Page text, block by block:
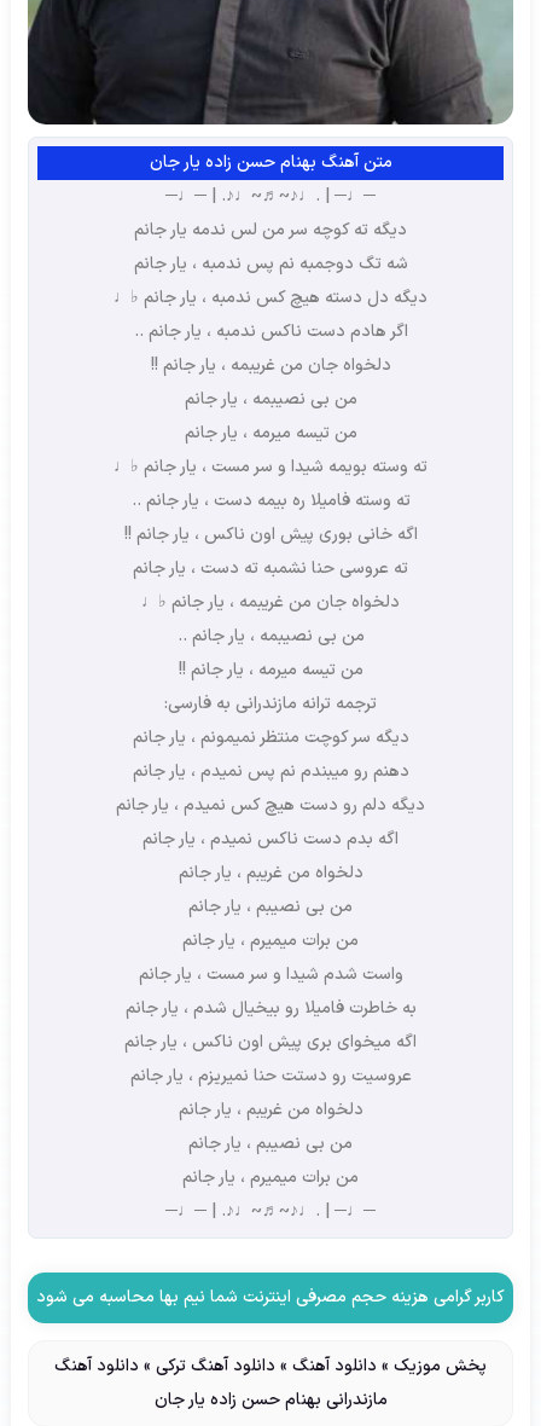
متن آهنگ بهنام حسن زاده یار جان
─♩─ | .♩♪~♬~♩♪. | ─♩─
دیگه ته کوچه سر من لس ندمه یار جانم
شه تگ دوجمبه نم پس ندمبه ، یار جانم
دیگه دل دسته هیچ کس ندمبه ، یار جانم ♭♩
اگر هادم دست ناکس ندمبه ، یار جانم ..
دلخواه جان من غریبمه ، یار جانم !!
من بی نصیبمه ، یار جانم
من تیسه میرمه ، یار جانم
ته وسته بویمه شیدا و سر مست ، یار جانم ♭♩
ته وسته فامیلا ره بیمه دست ، یار جانم ..
اگه خانی بوری پیش اون ناکس ، یار جانم !!
ته عروسی حنا نشمبه ته دست ، یار جانم
دلخواه جان من غریبمه ، یار جانم ♭♩
من بی نصیبمه ، یار جانم ..
من تیسه میرمه ، یار جانم !!
ترجمه ترانه مازندرانی به فارسی:
دیگه سر کوچت منتظر نمیمونم ، یار جانم
دهنم رو میبندم نم پس نمیدم ، یار جانم
دیگه دلم رو دست هیچ کس نمیدم ، یار جانم
اگه بدم دست ناکس نمیدم ، یار جانم
دلخواه من غریبم ، یار جانم
من بی نصیبم ، یار جانم
من برات میمیرم ، یار جانم
واست شدم شیدا و سر مست ، یار جانم
به خاطرت فامیلا رو بیخیال شدم ، یار جانم
اگه میخوای بری پیش اون ناکس ، یار جانم
عروسیت رو دستت حنا نمیریزم ، یار جانم
دلخواه من غریبم ، یار جانم
من بی نصیبم ، یار جانم
من برات میمیرم ، یار جانم
─♩─ | .♩♪~♬~♩♪. | ─♩─
کاربر گرامی هزینه حجم مصرفی اینترنت شما نیم بها محاسبه می شود
پخش موزیک » دانلود آهنگ » دانلود آهنگ ترکی » دانلود آهنگ
مازندرانی بهنام حسن زاده یار جان